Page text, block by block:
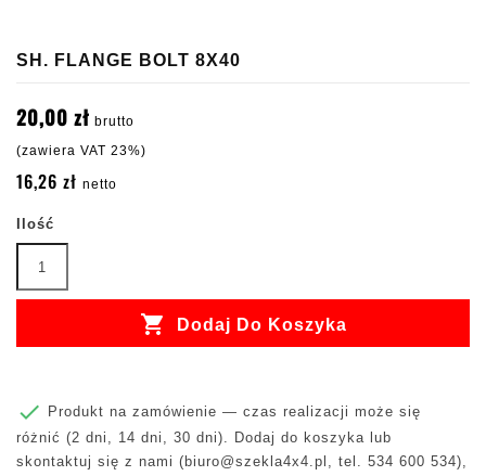
SH. FLANGE BOLT 8X40
20,00 zł brutto
(zawiera VAT 23%)
16,26 zł netto
Ilość
 Dodaj Do Koszyka

Produkt na zamówienie — czas realizacji może się
różnić (2 dni, 14 dni, 30 dni). Dodaj do koszyka lub
skontaktuj się z nami ( biuro@szekla4x4.pl , tel. 534 600 534),